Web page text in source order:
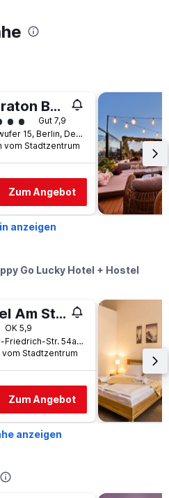
Sheraton Berlin Grand Hotel Esplanade
5
Gut 7,9
Lützowufer 15, Berlin, Deutschland
vom Stadtzentrum
Zum Angebot
anzeigen
Go Lucky Hotel + Hostel
Hotel Am Stuttgarter Eck
2
OK 5,9
Kaiser-Friedrich-Str. 54a, Berlin, Deutschland
vom Stadtzentrum
Zum Angebot
anzeigen